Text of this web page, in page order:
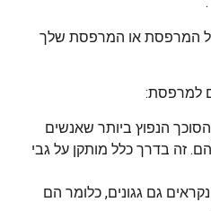
המרפסת או המרפסת שלך
הנפוץ ביותר שאנשים
זה בדרך כלל מותקן על גבי
גם גגונים, כלומר הם